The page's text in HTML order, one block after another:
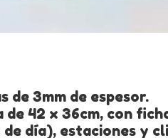
de 3mm de espesor.
42 x 36cm, con
día), estaciones y